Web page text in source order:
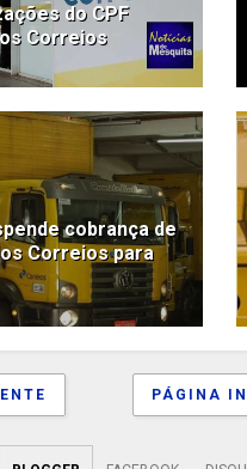
do CPF
Correios
cobrança de
Correios para
PÁGINA